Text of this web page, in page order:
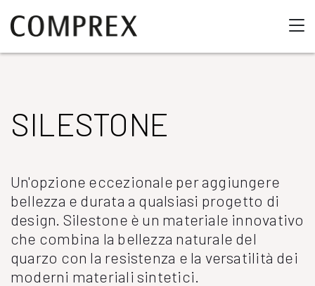
SILESTONE
Un'opzione eccezionale per aggiungere
bellezza e durata a qualsiasi progetto di
design. Silestone è un materiale innovativo
che combina la bellezza naturale del
quarzo con la resistenza e la versatilità dei
moderni materiali sintetici.